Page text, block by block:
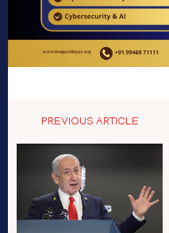
PREVIOUS ARTICLE